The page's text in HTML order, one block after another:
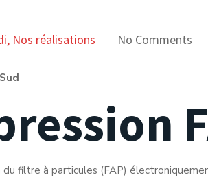
, Nos réalisations No Comments
du filtre à particules (FAP)